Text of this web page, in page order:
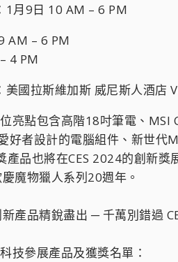
1月9日 10 AM – 6 PM
AM – 6 PM
4 PM
美國拉斯維加斯 威尼斯人酒店
亮點包含高階18吋筆電、
好者設計的電腦組件、新世
產品也將在CES 2024的創新
魔物獵人系列20週年。
產品精銳盡出 ─ 千萬別錯過
技參展產品及獲獎名單：